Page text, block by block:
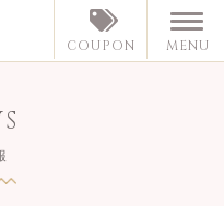
COUPON MENU